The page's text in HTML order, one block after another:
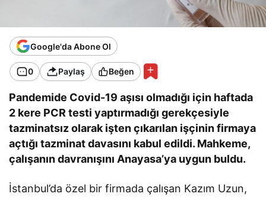
Google'da Abone Ol
0 Paylaş Beğen
Pandemide Covid-19 aşısı olmadığı için haftada
2 kere PCR testi yaptırmadığı gerekçesiyle
tazminatsız olarak işten çıkarılan işçinin firmaya
açtığı tazminat davasını kabul edildi. Mahkeme,
çalışanın davranışını Anayasa’ya uygun buldu.
İstanbul’da özel bir firmada çalışan Kazım Uzun,